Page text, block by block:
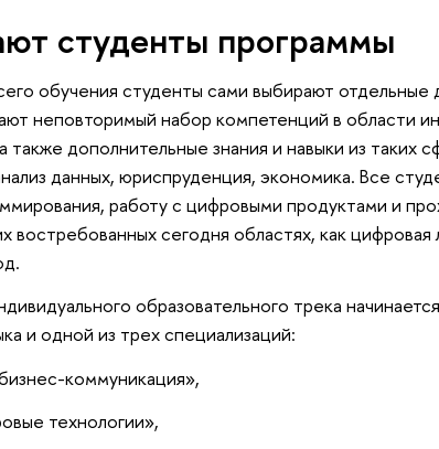
студенты программы
обучения студенты сами выбирают отдельные
неповторимый набор компетенций в области
также дополнительные знания и навыки из таких
данных, юриспруденция, экономика. Все
работу с цифровыми продуктами и
востребованных сегодня областях, как цифровая
образовательного трека
и одной из трех специализаций:
коммуникация»,
технологии»,